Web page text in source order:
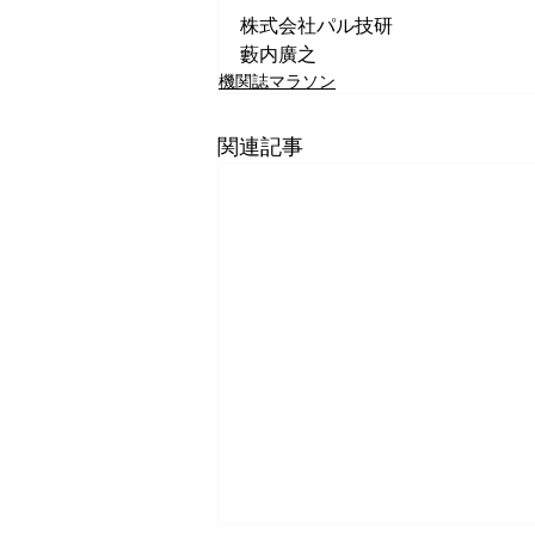
株式会社パル技研
藪内廣之
機関誌マラソン
関連記事